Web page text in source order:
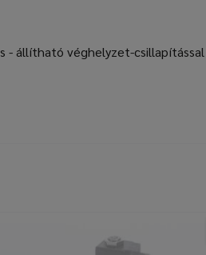
- állítható véghelyzet-csillapítással